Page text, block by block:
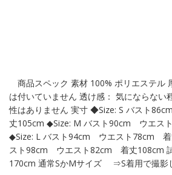
商品スペック 素材 100% ポリエステル
は付いていません 透け感： 気にならない
性はありません 実寸 ◆Size: S バスト
丈105cm ◆Size: M バスト90cm ウエス
◆Size: L バスト94cm ウエスト78cm 着
スト98cm ウエスト82cm 着丈108cm 試
170cm 通常SかMサイズ ⇒S着用で撮影